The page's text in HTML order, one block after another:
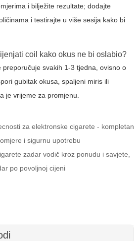
i bilježite rezultate; dodajte
i testirajte u više sesija kako bi
coil kako okus ne bi oslabio?
svakih 1-3 tjedna, ovisno o
gubitak okusa, spaljeni miris ili
je vrijeme za promjenu.
za elektronske cigarete - kompletan
i sigurnu upotrebu
zadar vodič kroz ponudu i savjete,
po povoljnoj cijeni